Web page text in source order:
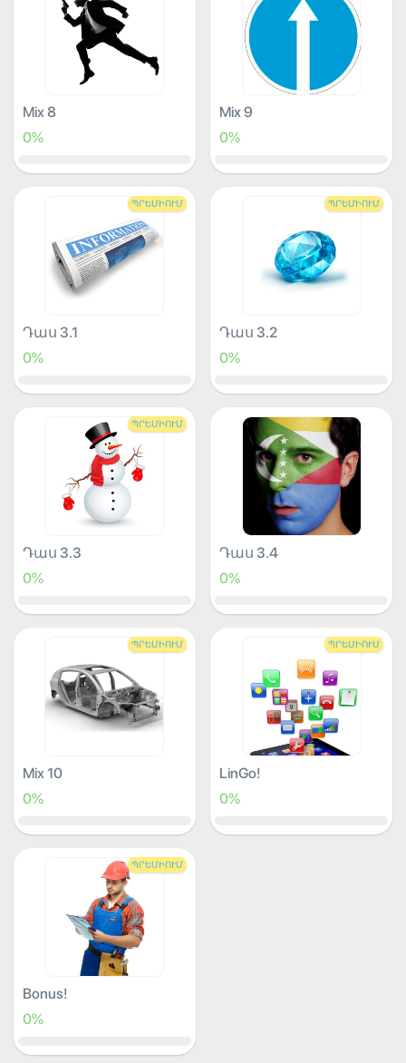
Mix 8
0%
Mix 9
0%
ՊՐԵՄԻՈՒՄ
Դաս 3.1
0%
ՊՐԵՄԻՈՒՄ
Դաս 3.2
0%
ՊՐԵՄԻՈՒՄ
Դաս 3.3
0%
Դաս 3.4
0%
ՊՐԵՄԻՈՒՄ
Mix 10
0%
ՊՐԵՄԻՈՒՄ
LinGo!
0%
ՊՐԵՄԻՈՒՄ
Bonus!
0%